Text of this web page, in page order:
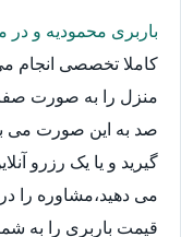
باربری محمودیه و در
کاملا تخصصی انجام
منزل را به صورت
صد به این صورت می
گیرید و یا یک رزرو
می دهید،مشاوره را
قیمت باربری را به